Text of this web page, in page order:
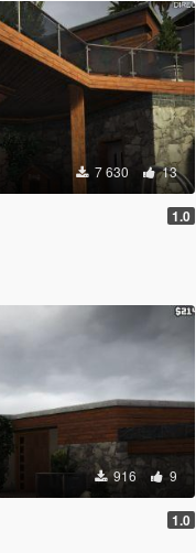
7 630 13
1.0
916 9
1.0